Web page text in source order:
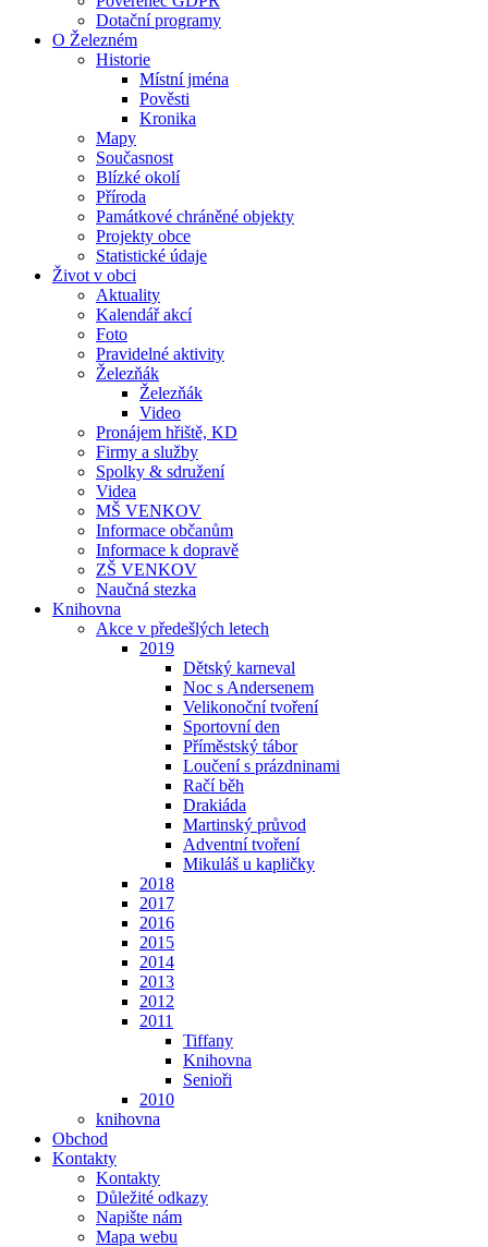
Dotační programy
O Železném
Historie
Místní jména
Pověsti
Kronika
Mapy
Současnost
Blízké okolí
Příroda
Památkové chráněné objekty
Projekty obce
Statistické údaje
Život v obci
Aktuality
Kalendář akcí
Foto
Pravidelné aktivity
Železňák
Železňák
Video
Pronájem hřiště, KD
Firmy a služby
Spolky & sdružení
Videa
MŠ VENKOV
Informace občanům
Informace k dopravě
ZŠ VENKOV
Naučná stezka
Knihovna
Akce v předešlých letech
2019
Dětský karneval
Noc s Andersenem
Velikonoční tvoření
Sportovní den
Příměstský tábor
Loučení s prázdninami
Račí běh
Drakiáda
Martinský průvod
Adventní tvoření
Mikuláš u kapličky
2018
2017
2016
2015
2014
2013
2012
2011
Tiffany
Knihovna
Senioři
2010
knihovna
Obchod
Kontakty
Kontakty
Důležité odkazy
Napište nám
Mapa webu